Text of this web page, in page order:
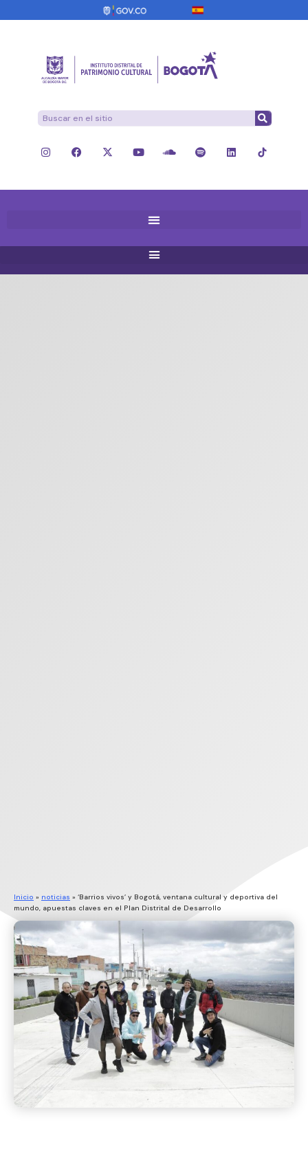
Inicio » noticias » ‘Barrios vivos’ y Bogotá, ventana cultural y deportiva del
mundo, apuestas claves en el Plan Distrital de Desarrollo